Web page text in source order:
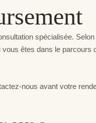
spécialisée.
êtes dans le parcours
nous avant votre